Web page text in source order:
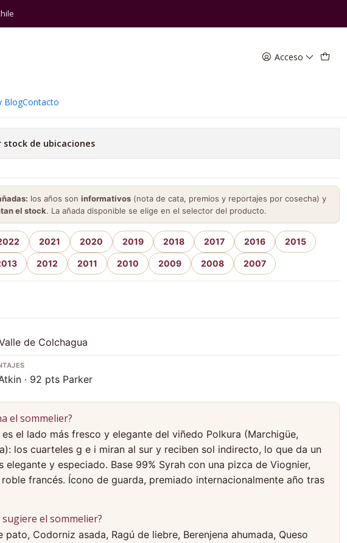
Acceso
BlogContacto
G+I
Block G+I
a la lista de favoritos
stock de ubicaciones
los años son informativos (nota de cata, premios y reportajes por cosecha) y
el stock. La añada disponible se elige en el selector del producto.
2021 2020 2019 2018 2017 2016 2015
2012 2011 2010 2009 2008 2007
de Colchagua
· 92 pts Parker
el sommelier?
el lado más fresco y elegante del viñedo Polkura (Marchigüe,
los cuarteles g e i miran al sur y reciben sol indirecto, lo que da un
elegante y especiado. Base 99% Syrah con una pizca de Viognier,
francés. Ícono de guarda, premiado internacionalmente año tras
sugiere el sommelier?
pato, Codorniz asada, Ragú de liebre, Berenjena ahumada, Queso